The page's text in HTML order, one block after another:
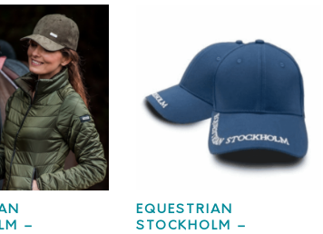
–
EQUESTRIAN
STOCKHOLM –